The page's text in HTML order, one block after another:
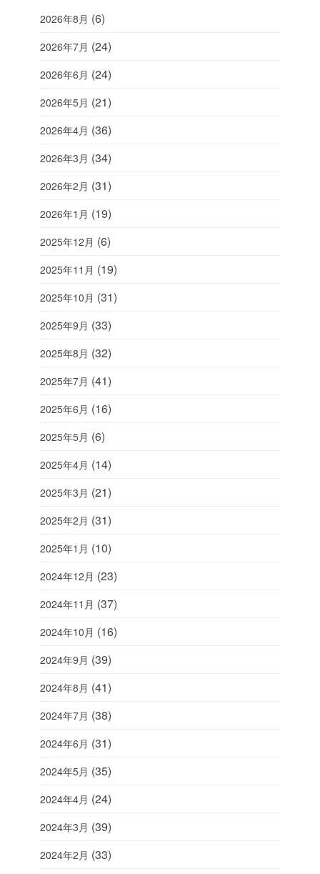
2026年8月 (6)
2026年7月 (24)
2026年6月 (24)
2026年5月 (21)
2026年4月 (36)
2026年3月 (34)
2026年2月 (31)
2026年1月 (19)
2025年12月 (6)
2025年11月 (19)
2025年10月 (31)
2025年9月 (33)
2025年8月 (32)
2025年7月 (41)
2025年6月 (16)
2025年5月 (6)
2025年4月 (14)
2025年3月 (21)
2025年2月 (31)
2025年1月 (10)
2024年12月 (23)
2024年11月 (37)
2024年10月 (16)
2024年9月 (39)
2024年8月 (41)
2024年7月 (38)
2024年6月 (31)
2024年5月 (35)
2024年4月 (24)
2024年3月 (39)
2024年2月 (33)